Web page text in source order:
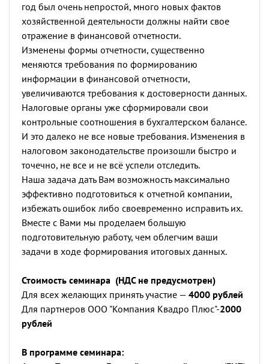
год был очень непростой, много новых фактов
хозяйственной деятельности должны найти свое
отражение в финансовой отчетности.
Изменены формы отчетности, существенно
меняются требования по формированию
информации в финансовой отчетности,
увеличиваются требования к достоверности данных.
Налоговые органы уже сформировали свои
контрольные соотношения в бухгалтерском балансе.
И это далеко не все новые требования. Изменения в
налоговом законодательстве произошли быстро и
точечно, не все и не всё успели отследить.
Наша задача дать Вам возможность максимально
эффективно подготовиться к отчетной компании,
избежать ошибок либо своевременно исправить их.
Вместе с Вами мы проделаем большую
подготовительную работу, чем облегчим ваши
задачи в ходе формирования итоговых данных.
Стоимость семинара (НДС не предусмотрен)
Для всех желающих принять участие — 4000 рублей
Для партнеров ООО "Компания Квадро Плюс"-2000
рублей
В программе семинара: